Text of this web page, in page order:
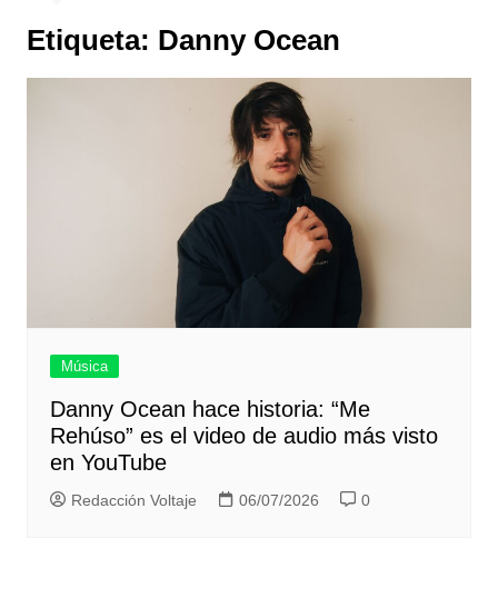
Etiqueta: Danny Ocean
Música
Danny Ocean hace historia: “Me
Rehúso” es el video de audio más visto
en YouTube
Redacción Voltaje 06/07/2026 0